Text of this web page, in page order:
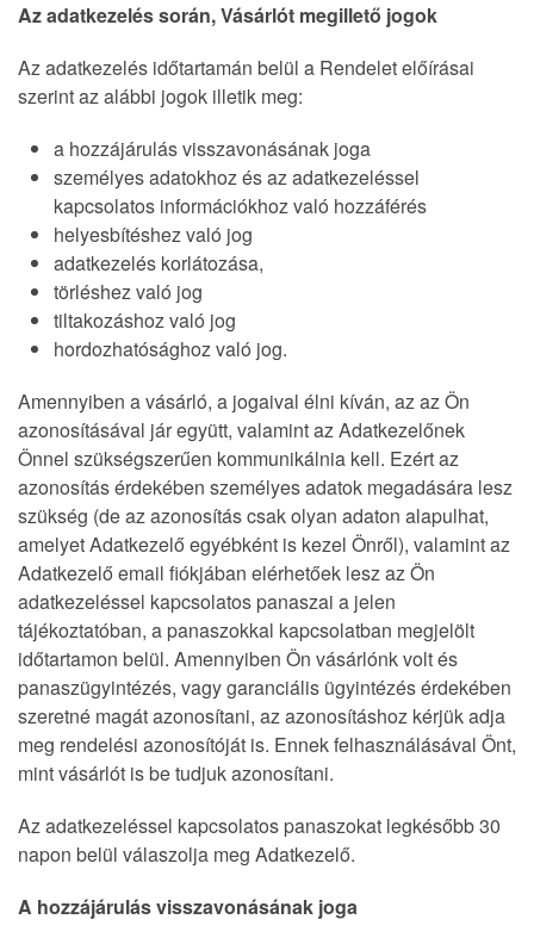
Az adatkezelés során, Vásárlót megillető jogok
Az adatkezelés időtartamán belül a Rendelet előírásai
szerint az alábbi jogok illetik meg:
a hozzájárulás visszavonásának joga
személyes adatokhoz és az adatkezeléssel
kapcsolatos információkhoz való hozzáférés
helyesbítéshez való jog
adatkezelés korlátozása,
törléshez való jog
tiltakozáshoz való jog
hordozhatósághoz való jog.
Amennyiben a vásárló, a jogaival élni kíván, az az Ön
azonosításával jár együtt, valamint az Adatkezelőnek
Önnel szükségszerűen kommunikálnia kell. Ezért az
azonosítás érdekében személyes adatok megadására lesz
szükség (de az azonosítás csak olyan adaton alapulhat,
amelyet Adatkezelő egyébként is kezel Önről), valamint az
Adatkezelő email fiókjában elérhetőek lesz az Ön
adatkezeléssel kapcsolatos panaszai a jelen
tájékoztatóban, a panaszokkal kapcsolatban megjelölt
időtartamon belül. Amennyiben Ön vásárlónk volt és
panaszügyintézés, vagy garanciális ügyintézés érdekében
szeretné magát azonosítani, az azonosításhoz kérjük adja
meg rendelési azonosítóját is. Ennek felhasználásával Önt,
mint vásárlót is be tudjuk azonosítani.
Az adatkezeléssel kapcsolatos panaszokat legkésőbb 30
napon belül válaszolja meg Adatkezelő.
A hozzájárulás visszavonásának joga